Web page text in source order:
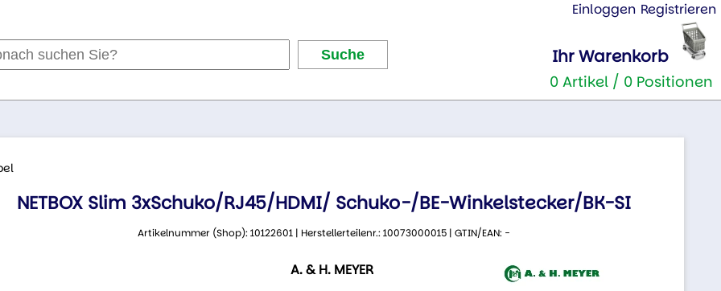
Einloggen Registrieren
Ihr Warenkorb
0 Artikel / 0 Positionen
NETBOX Slim 3xSchuko/RJ45/HDMI/ Schuko-/BE-Winkelstecker/BK-SI
Artikelnummer (Shop): 10122601 | Herstellerteilenr.: 10073000015 | GTIN/EAN: -
A. & H. MEYER